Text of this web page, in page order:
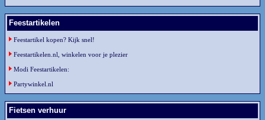
Feestartikelen
Feestartikel kopen? Kijk snel!
Feestartikelen.nl, winkelen voor je plezier
Modi Feestartikelen:
Partywinkel.nl
Fietsen verhuur